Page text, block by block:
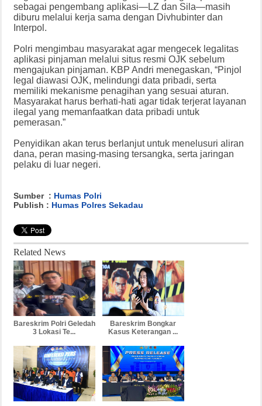
sebagai pengembang aplikasi—LZ dan Sila—masih
diburu melalui kerja sama dengan Divhubinter dan
Interpol.
Polri mengimbau masyarakat agar mengecek legalitas
aplikasi pinjaman melalui situs resmi OJK sebelum
mengajukan pinjaman. KBP Andri menegaskan, “Pinjol
legal diawasi OJK, melindungi data pribadi, serta
memiliki mekanisme penagihan yang sesuai aturan.
Masyarakat harus berhati-hati agar tidak terjerat layanan
ilegal yang memanfaatkan data pribadi untuk
pemerasan.”
Penyidikan akan terus berlanjut untuk menelusuri aliran
dana, peran masing-masing tersangka, serta jaringan
pelaku di luar negeri.
Sumber : Humas Polri
Publish : Humas Polres Sekadau
Related News
Bareskrim Polri Geledah
3 Lokasi Te...
Bareskrim Bongkar
Kasus Keterangan ...